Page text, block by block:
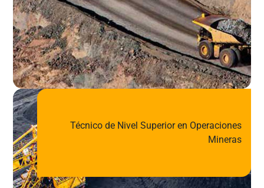
Técnico de Nivel Superior en Operaciones
Mineras